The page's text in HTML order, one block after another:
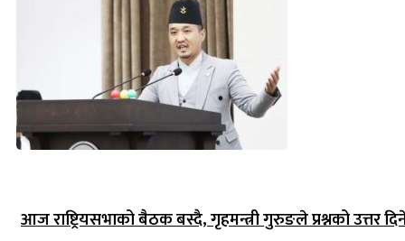
आज राष्ट्रियसभाको बैठक बस्दै, गृहमन्त्री गुरुङले प्रश्नको उत्तर